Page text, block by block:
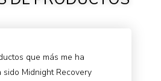
que más me ha
sido Midnight Recovery